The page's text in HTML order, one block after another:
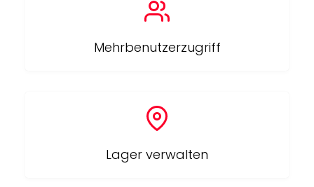
Mehrbenutzerzugriff
Lager verwalten